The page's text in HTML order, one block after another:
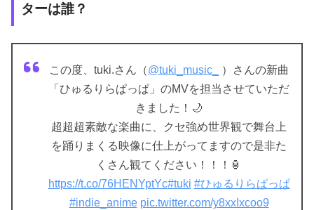
ターは誰？
この度、tuki.さん（@tuki_music_
）さんの新曲
「ひゅるりらぱっぱ」のMVを担当させていただ
きました！🌙
超超超素敵な楽曲に、クセ強め世界観で舞台上
を踊りまくる映像に仕上がってますので是非た
くさん観てください！！！🏮
https://t.co/76HENYptYc#tuki #ひゅるりらぱっぱ
#indie_anime pic.twitter.com/y8xxIxcoo9